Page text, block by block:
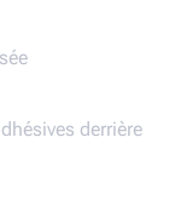
derrière